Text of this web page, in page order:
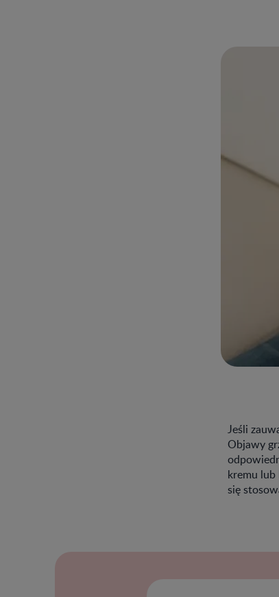
Jeśli
Objawy
kremu
się